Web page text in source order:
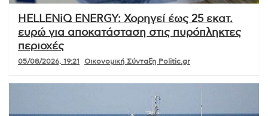
HELLENiQ ENERGY: Χορηγεί έως 25 εκατ.
ευρώ για αποκατάσταση στις πυρόπληκτες
περιοχές
05/08/2026, 19:21 Οικονομική Σύνταξη Politic.gr